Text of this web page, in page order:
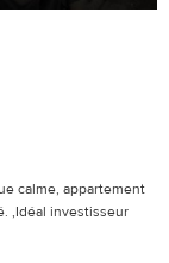
calme, appartement